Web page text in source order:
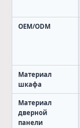
OEM/ODM
Материал
шкафа
Материал
дверной
панели